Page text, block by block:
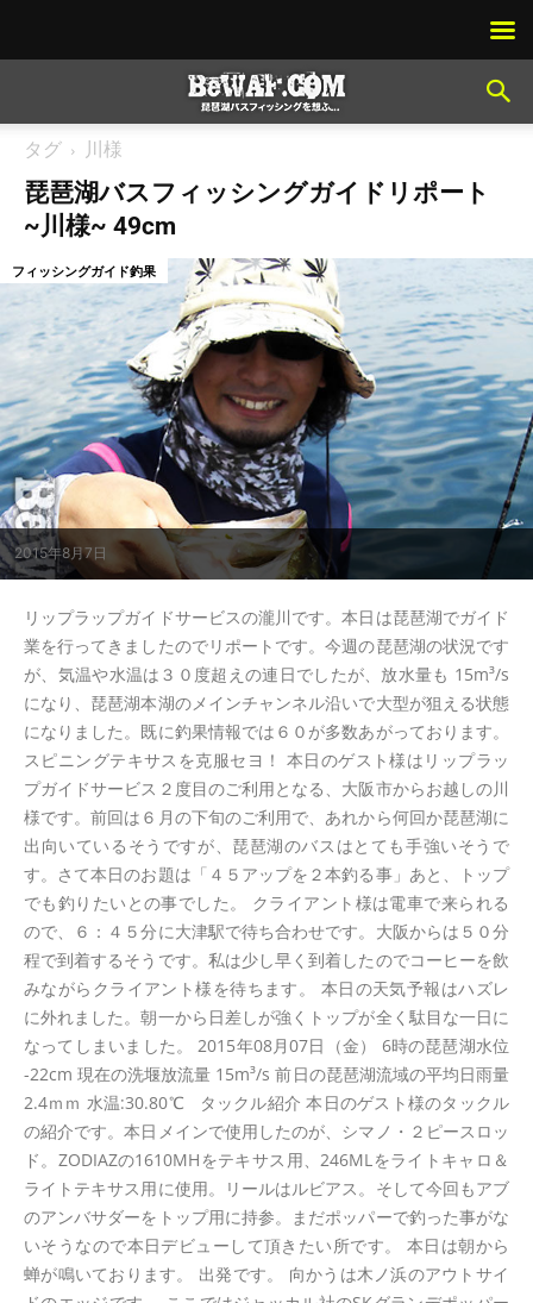
タグ 川様
琵琶湖バスフィッシングガイドリポート
~川様~ 49cm
2015年8月7日
フィッシングガイド釣果
リップラップガイドサービスの瀧川です。本日は琵琶湖でガイド
業を行ってきましたのでリポートです。今週の琵琶湖の状況です
が、気温や水温は３０度超えの連日でしたが、放水量も 15m³/s
になり、琵琶湖本湖のメインチャンネル沿いで大型が狙える状態
になりました。既に釣果情報では６０が多数あがっております。
スピニングテキサスを克服セヨ！ 本日のゲスト様はリップラッ
プガイドサービス２度目のご利用となる、大阪市からお越しの川
様です。前回は６月の下旬のご利用で、あれから何回か琵琶湖に
出向いているそうですが、琵琶湖のバスはとても手強いそうで
す。さて本日のお題は「４５アップを２本釣る事」あと、トップ
でも釣りたいとの事でした。 クライアント様は電車で来られる
ので、６：４５分に大津駅で待ち合わせです。大阪からは５０分
程で到着するそうです。私は少し早く到着したのでコーヒーを飲
みながらクライアント様を待ちます。 本日の天気予報はハズレ
に外れました。朝一から日差しが強くトップが全く駄目な一日に
なってしまいました。 2015年08月07日（金） 6時の琵琶湖水位
-22cm 現在の洗堰放流量 15m³/s 前日の琵琶湖流域の平均日雨量
2.4ｍｍ 水温:30.80℃ タックル紹介 本日のゲスト様のタックル
の紹介です。本日メインで使用したのが、シマノ・２ピースロッ
ド。ZODIAZの1610MHをテキサス用、246MLをライトキャロ＆
ライトテキサス用に使用。リールはルビアス。そして今回もアブ
のアンバサダーをトップ用に持参。まだポッパーで釣った事がな
いそうなので本日デビューして頂きたい所です。 本日は朝から
蝉が鳴いております。 出発です。 向かうは木ノ浜のアウトサイ